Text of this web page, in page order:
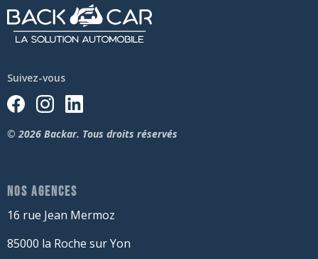
Suivez-vous
© 2026 Backar. Tous droits réservés
NOS AGENCES
16 rue Jean Mermoz
85000 la Roche sur Yon